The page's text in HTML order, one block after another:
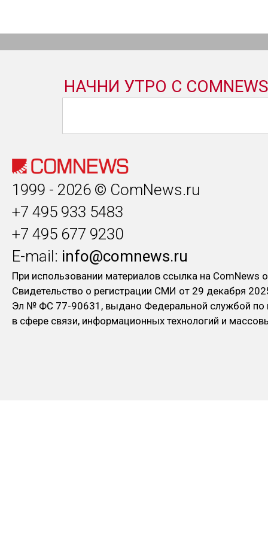
1999 - 2026 © ComNews.ru
+7 495 933 5483
+7 495 677 9230
E-mail: info@comnews.ru
При использовании материалов ссылка на ComNews
Свидетельство о регистрации СМИ от 29 декабря
Эл № ФC 77-90631, выдано Федеральной службой по
в сфере связи, информационных технологий и